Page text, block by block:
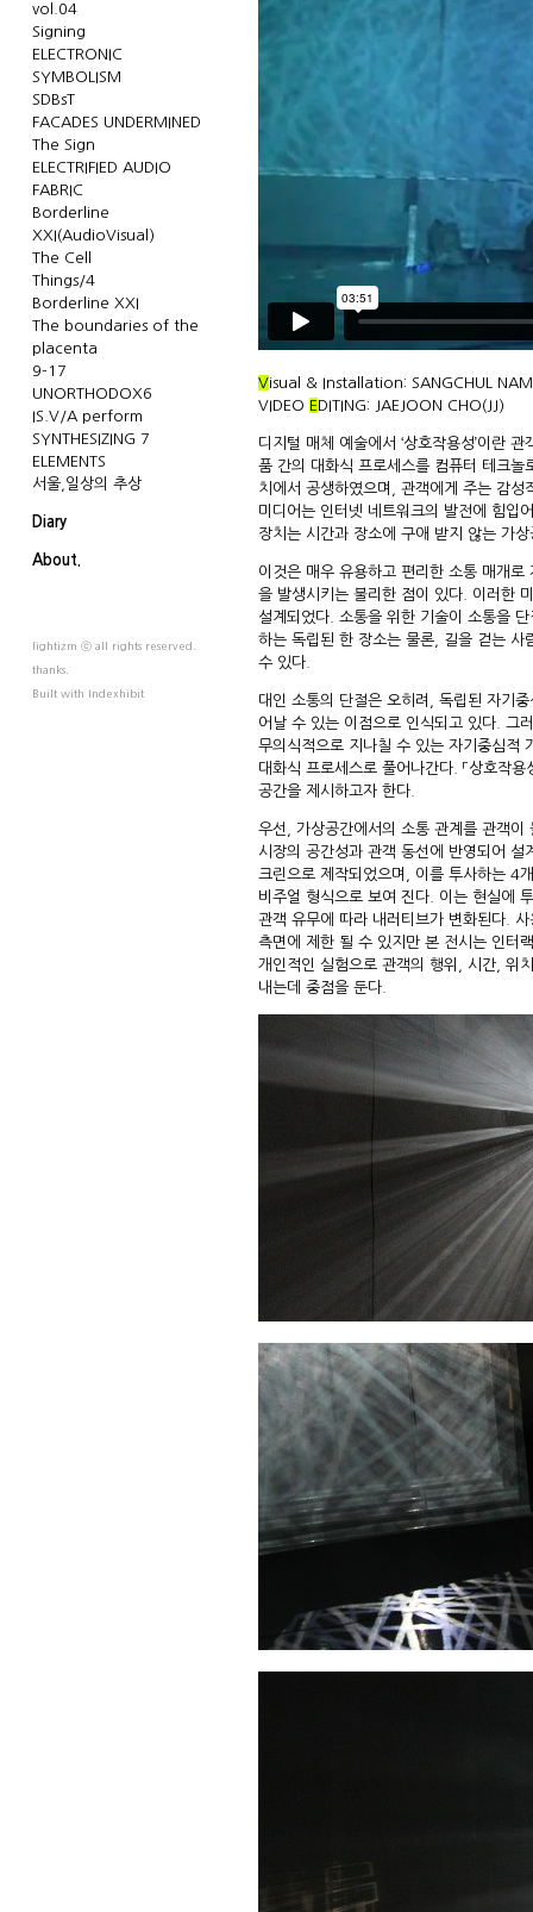
vol.04
Signing
ELECTRONIC
SYMBOLISM
SDBsT
FACADES UNDERMINED
The Sign
ELECTRIFIED AUDIO
FABRIC
Borderline
XXI(AudioVisual)
The Cell
Things/4
Borderline XXI
The boundaries of the
placenta
9-17
UNORTHODOX6
IS.V/A perform
SYNTHESIZING 7
ELEMENTS
서울,일상의 추상
Diary
About.
lightizm ⓒ all rights reserved.
thanks.
Built with Indexhibit
Visual & Installation: SANGCHUL
VIDEO EDITING: JAEJOON CHO(JJ)
디지털 매체 예술에서 ‘상호작용성’이란
품 간의 대화식 프로세스를 컴퓨터 테크
치에서 공생하였으며, 관객에게 주는 감
미디어는 인터넷 네트워크의 발전에 힘입
장치는 시간과 장소에 구애 받지 않는 가
이것은 매우 유용하고 편리한 소통 매개
을 발생시키는 불리한 점이 있다. 이러한
설계되었다. 소통을 위한 기술이 소통을
하는 독립된 한 장소는 물론, 길을 걷는 사
수 있다.
대인 소통의 단절은 오히려, 독립된 자기
어날 수 있는 이점으로 인식되고 있다. 그
무의식적으로 지나칠 수 있는 자기중심적
대화식 프로세스로 풀어나간다. 「상호작
공간을 제시하고자 한다.
우선, 가상공간에서의 소통 관계를 관객
시장의 공간성과 관객 동선에 반영되어
크린으로 제작되었으며, 이를 투사하는 4
비주얼 형식으로 보여 진다. 이는 현실에
관객 유무에 따라 내러티브가 변화된다.
측면에 제한 될 수 있지만 본 전시는 인터
개인적인 실험으로 관객의 행위, 시간, 위
내는데 중점을 둔다.